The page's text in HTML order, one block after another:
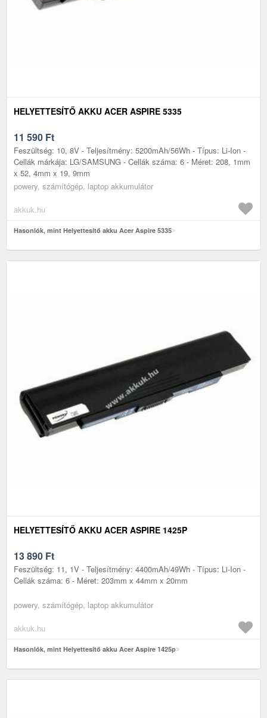
HELYETTESÍTŐ AKKU ACER ASPIRE 5335
11 590 Ft
Feszültség: 10, 8V - Teljesítmény: 5200mAh/56Wh - Típus: Li-Ion -
Cellák márkája: LG/SAMSUNG - Cellák száma: 6 - Méret: 208, 1mm
x 52, 4mm x 19, 9mm
powery, számítógép, laptop akkumulátor
akkuk.hu
Hasonlók, mint Helyettesítő akku Acer Aspire 5335
HELYETTESÍTŐ AKKU ACER ASPIRE 1425P
13 890 Ft
Feszültség: 11, 1V - Teljesítmény: 4400mAh/49Wh - Típus: Li-Ion -
Cellák száma: 6 - Méret: 203mm x 44mm x 20mm
powery, számítógép, laptop akkumulátor
akkuk.hu
Hasonlók, mint Helyettesítő akku Acer Aspire 1425p